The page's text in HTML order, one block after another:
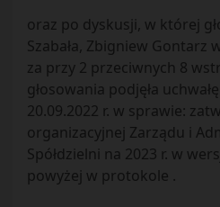
oraz po dyskusji, w której
Szabała, Zbigniew Gontarz
za przy 2 przeciwnych 8
głosowania podjęła
20.09.2022 r. w sprawie:
organizacyjnej Zarządu i
Spółdzielni na 2023 r. w
powyżej w protokole .